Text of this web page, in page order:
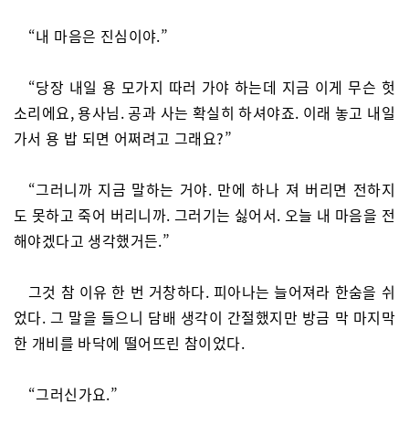
“내 마음은 진심이야.”
“당장 내일 용 모가지 따러 가야 하는데 지금 이게 무슨 헛
소리에요, 용사님. 공과 사는 확실히 하셔야죠. 이래 놓고 내일
가서 용 밥 되면 어쩌려고 그래요?”
“그러니까 지금 말하는 거야. 만에 하나 져 버리면 전하지
도 못하고 죽어 버리니까. 그러기는 싫어서. 오늘 내 마음을 전
해야겠다고 생각했거든.”
그것 참 이유 한 번 거창하다. 피아나는 늘어져라 한숨을 쉬
었다. 그 말을 들으니 담배 생각이 간절했지만 방금 막 마지막
한 개비를 바닥에 떨어뜨린 참이었다.
“그러신가요.”